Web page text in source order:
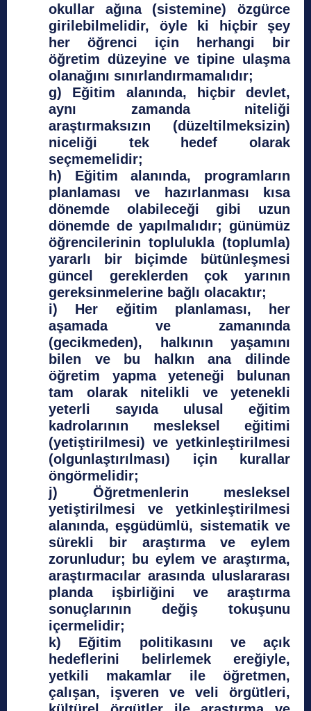
okullar ağına (sistemine) özgürce
girilebilmelidir, öyle ki hiçbir şey
her öğrenci için herhangi bir
öğretim düzeyine ve tipine ulaşma
olanağını sınırlandırmamalıdır;
g) Eğitim alanında, hiçbir devlet,
aynı zamanda niteliği
araştırmaksızın (düzeltilmeksizin)
niceliği tek hedef olarak
seçmemelidir;
h) Eğitim alanında, programların
planlaması ve hazırlanması kısa
dönemde olabileceği gibi uzun
dönemde de yapılmalıdır; günümüz
öğrencilerinin toplulukla (toplumla)
yararlı bir biçimde bütünleşmesi
güncel gereklerden çok yarının
gereksinmelerine bağlı olacaktır;
i) Her eğitim planlaması, her
aşamada ve zamanında
(gecikmeden), halkının yaşamını
bilen ve bu halkın ana dilinde
öğretim yapma yeteneği bulunan
tam olarak nitelikli ve yetenekli
yeterli sayıda ulusal eğitim
kadrolarının mesleksel eğitimi
(yetiştirilmesi) ve yetkinleştirilmesi
(olgunlaştırılması) için kurallar
öngörmelidir;
j) Öğretmenlerin mesleksel
yetiştirilmesi ve yetkinleştirilmesi
alanında, eşgüdümlü, sistematik ve
sürekli bir araştırma ve eylem
zorunludur; bu eylem ve araştırma,
araştırmacılar arasında uluslararası
planda işbirliğini ve araştırma
sonuçlarının değiş tokuşunu
içermelidir;
k) Eğitim politikasını ve açık
hedeflerini belirlemek ereğiyle,
yetkili makamlar ile öğretmen,
çalışan, işveren ve veli örgütleri,